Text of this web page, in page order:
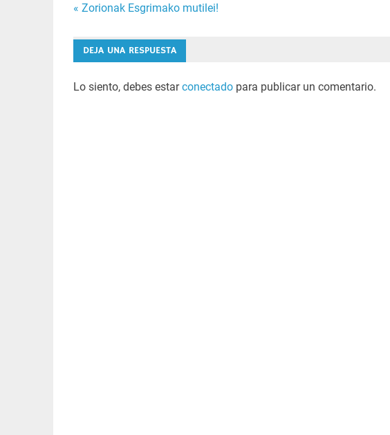
Navegación
de
entradas
« Zorionak Esgrimako mutilei!
DEJA UNA RESPUESTA
Lo siento, debes estarconectadopara publicar un comentario.